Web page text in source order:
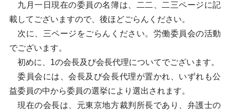
九月一日現在の委員の名簿は、二二、二三ページに記
載してございますので、後ほどごらんください。
次に、三ページをごらんください。労働委員会の活動
でございます。
初めに、1の会長及び会長代理についてでございます。
委員会には、会長及び会長代理が置かれ、いずれも公
益委員の中から委員の選挙により選出されます。
現在の会長は、元東京地方裁判所長であり、弁護士の